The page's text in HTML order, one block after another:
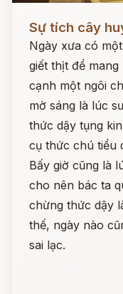
Sự tích cây
Ngày xưa có
giết thịt để
cạnh một ngôi
mờ sáng là lúc
thức dậy tụng
cụ thức chú tiểu
Bấy giờ cũng là
cho nên bác ta
chừng thức dậy
thế, ngày nào
sai lạc.